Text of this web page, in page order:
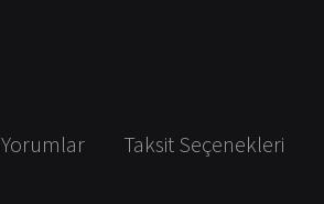
Yorumlar Taksit Seçenekleri